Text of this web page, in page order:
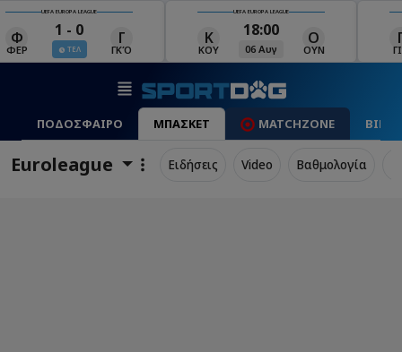
UEFA EUROPA LEAGUE
Κ 18:00
06 Αυγ ΟΥΝ
UEFA EUROPA LEAGUE
ΓΙΑ
19:00
06 Αυγ
Ρ
ΡΈΙ ΜΑΚ
ΠΟΔΟΣΦΑΙΡΟ ΜΠΑΣΚΕΤ MATCHZONE
Euroleague Ειδήσεις Video Βαθμολογία